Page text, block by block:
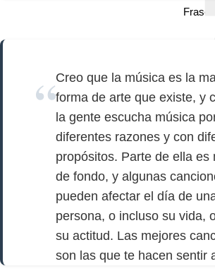
Frase
Creo que la música es la
forma de arte que existe, y
la gente escucha música
diferentes razones y con
propósitos. Parte de ella es
de fondo, y algunas
pueden afectar el día de
persona, o incluso su vida,
su actitud. Las mejores
son las que te hacen sentir